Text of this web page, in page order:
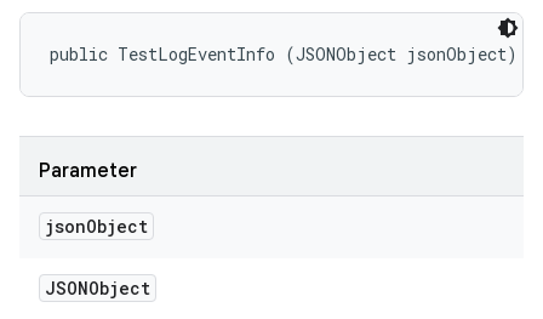
public TestLogEventInfo (JSONObject jsonObject)
Parameter
jsonObject
JSONObject